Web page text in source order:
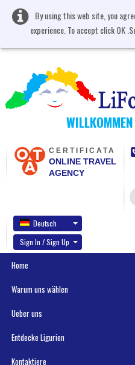
By using this web site, you
experience. To accept click OK
CERTIFICATA
ONLINE TRAVEL
AGENCY
Deutsch
Sign In / Sign Up
Home
Warum uns wählen
Ueber uns
Entdecke Ligurien
Kontaktiere